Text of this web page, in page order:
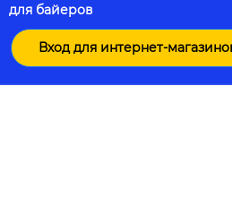
для байеров
Вход для интернет-